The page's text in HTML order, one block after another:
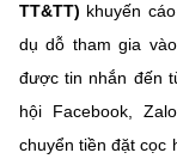
TT&TT) khuyến
dụ dỗ tham gia
được tin nhắn đến
hội Facebook,
chuyển tiền đặt cọc